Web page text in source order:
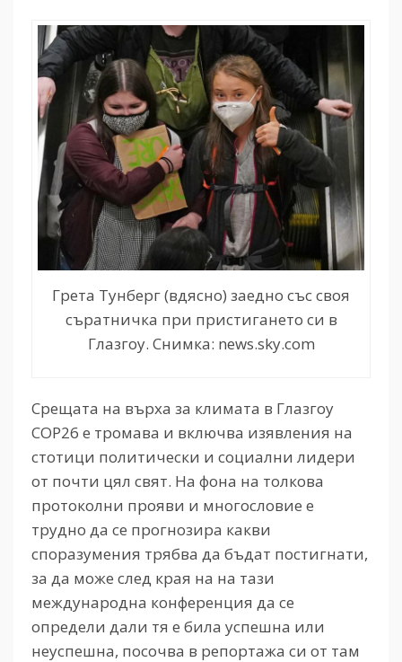
Грета Тунберг (вдясно) заедно със своя
съратничка при пристигането си в
Глазгоу. Снимка: news.sky.com
Срещата на върха за климата в Глазгоу
СОР26 е тромава и включва изявления на
стотици политически и социални лидери
от почти цял свят. На фона на толкова
протоколни прояви и многословие е
трудно да се прогнозира какви
споразумения трябва да бъдат постигнати,
за да може след края на на тази
международна конференция да се
определи дали тя е била успешна или
неуспешна, посочва в репортажа си от там